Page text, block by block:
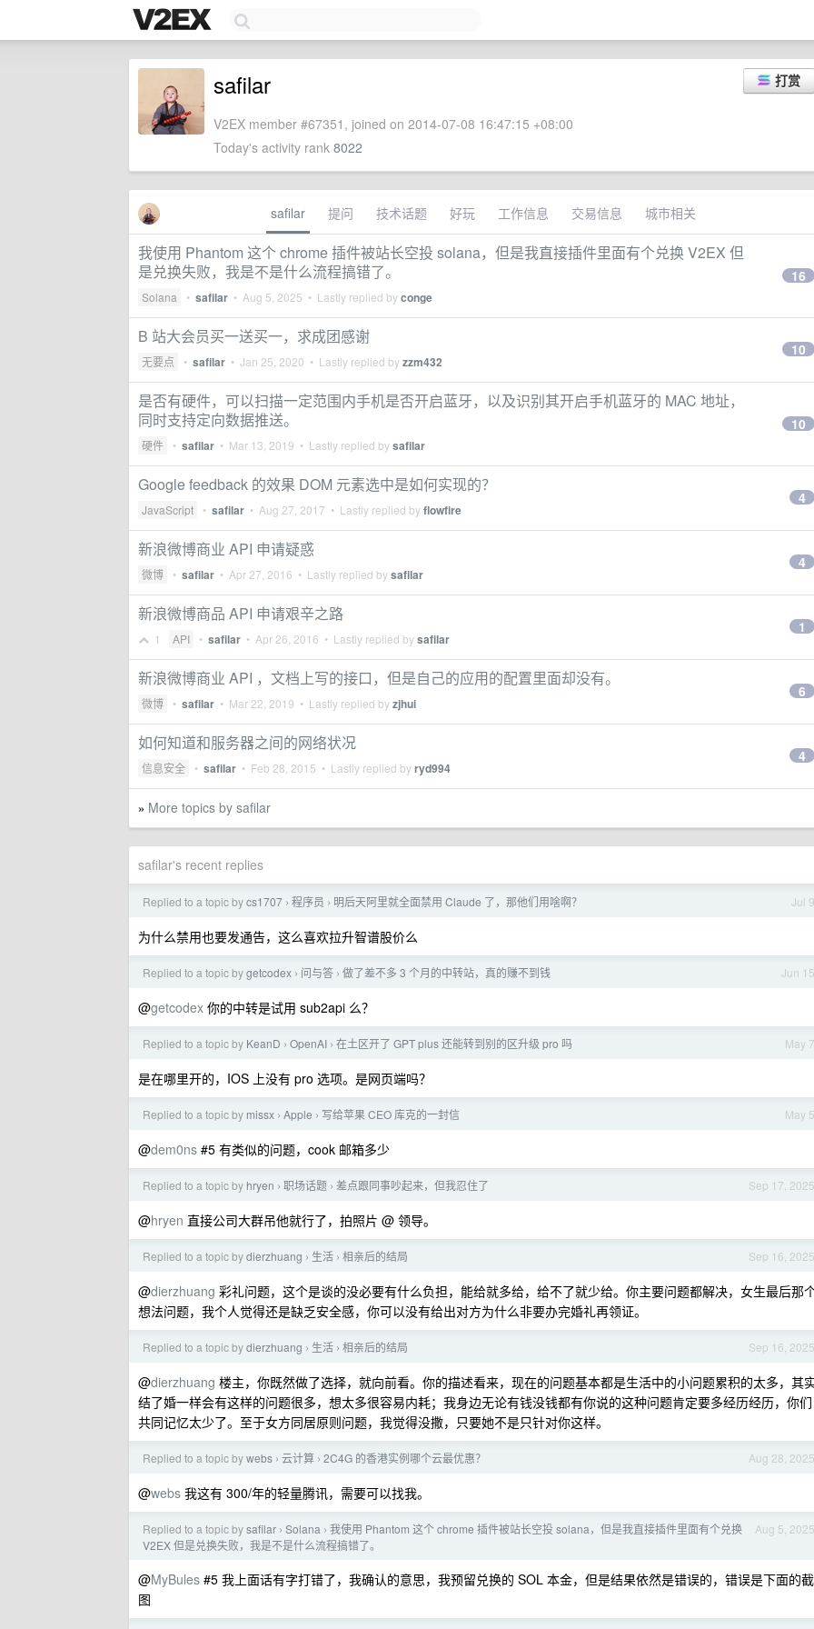
打赏
safilar
V2EX member #67351, joined on 2014-07-08 16:47:15 +08:00
Today's activity rank 8022
safilar 提问 技术话题 好玩 工作信息 交易信息 城市相关
我使用 Phantom 这个 chrome 插件被站长空投 solana，但是我直接插件里面有个兑换 V2EX 但
是兑换失败，我是不是什么流程搞错了。
Solana • safilar • Aug 5, 2025 • Lastly replied byconge
16
B 站大会员买一送买一，求成团感谢
无要点 • safilar • Jan 25, 2020 • Lastly replied byzzm432
10
是否有硬件，可以扫描一定范围内手机是否开启蓝牙，以及识别其开启手机蓝牙的 MAC 地址，
同时支持定向数据推送。
硬件 • safilar • Mar 13, 2019 • Lastly replied bysafilar
10
Google feedback 的效果 DOM 元素选中是如何实现的？
JavaScript • safilar • Aug 27, 2017 • Lastly replied byflowfire
4
新浪微博商业 API 申请疑惑
微博 • safilar • Apr 27, 2016 • Lastly replied bysafilar
4
新浪微博商品 API 申请艰辛之路
1 API • safilar • Apr 26, 2016 • Lastly replied bysafilar
1
新浪微博商业 API ，文档上写的接口，但是自己的应用的配置里面却没有。
微博 • safilar • Mar 22, 2019 • Lastly replied byzjhui
6
如何知道和服务器之间的网络状况
信息安全 • safilar • Feb 28, 2015 • Lastly replied byryd994
4
» More topics by safilar
safilar's recent replies
Jul 9
Replied to a topic bycs1707 › 程序员 › 明后天阿里就全面禁用 Claude 了，那他们用啥啊？
为什么禁用也要发通告，这么喜欢拉升智谱股价么
Jun 15
Replied to a topic bygetcodex › 问与答 › 做了差不多 3 个月的中转站，真的赚不到钱
@getcodex 你的中转是试用 sub2api 么？
May 7
Replied to a topic by KeanD › OpenAI › 在土区开了 GPT plus 还能转到别的区升级 pro 吗
是在哪里开的，IOS 上没有 pro 选项。是网页端吗？
May 5
Replied to a topic by missx › Apple › 写给苹果 CEO 库克的一封信
@dem0ns #5 有类似的问题，cook 邮箱多少
Sep 17, 2025
Replied to a topic by hryen › 职场话题 › 差点跟同事吵起来，但我忍住了
@hryen 直接公司大群吊他就行了，拍照片 @ 领导。
Sep 16, 2025
Replied to a topic bydierzhuang › 生活 › 相亲后的结局
@dierzhuang 彩礼问题，这个是谈的没必要有什么负担，能给就多给，给不了就少给。你主要问题都解决，女生最后那
想法问题，我个人觉得还是缺乏安全感，你可以没有给出对方为什么非要办完婚礼再领证。
Sep 16, 2025
Replied to a topic bydierzhuang › 生活 › 相亲后的结局
@dierzhuang 楼主，你既然做了选择，就向前看。你的描述看来，现在的问题基本都是生活中的小问题累积的太多，其
结了婚一样会有这样的问题很多，想太多很容易内耗；我身边无论有钱没钱都有你说的这种问题肯定要多经历经历，你们
共同记忆太少了。至于女方同居原则问题，我觉得没撒，只要她不是只针对你这样。
Aug 28, 2025
Replied to a topic bywebs › 云计算 › 2C4G 的香港实例哪个云最优惠？
@webs 我这有 300/年的轻量腾讯，需要可以找我。
Aug 5, 2025
Replied to a topic bysafilar › Solana › 我使用 Phantom 这个 chrome 插件被站长空投 solana，但是我直接插件里面有个兑换
V2EX 但是兑换失败，我是不是什么流程搞错了。
@MyBules #5 我上面话有字打错了，我确认的意思，我预留兑换的 SOL 本金，但是结果依然是错误的，错误是下面的截
图